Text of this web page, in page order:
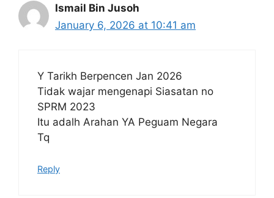
Ismail Bin Jusoh
January 6, 2026 at 10:41 am
Y Tarikh Berpencen Jan 2026
Tidak wajar mengenapi Siasatan no
SPRM 2023
Itu adalh Arahan YA Peguam Negara
Tq
Reply